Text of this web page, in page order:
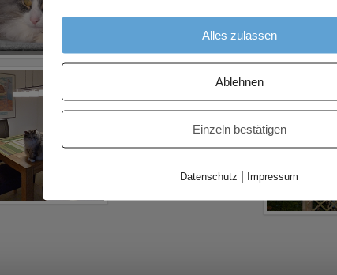
Alles zulassen
Ablehnen
Einzeln bestätigen
Datenschutz | Impressum